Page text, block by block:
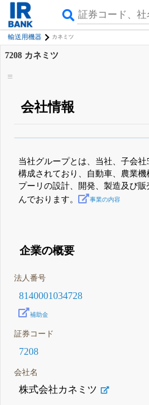
輸送用機器 カネミツ
7208 カネミツ
会社情報
詳しく見られる無料でβ版を
登録すると永久30%OFFと米
当社グループとは、当社、子会
構成されており、自動車、農業
プーリの設計、開発、製造及び
んでおります。
事業の内容
企業の概要
法人番号
8140001034728
補助金
証券コード
7208
会社名
株式会社カネミツ